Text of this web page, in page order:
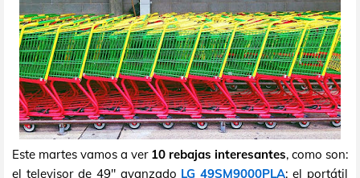
Este martes vamos a ver 10 rebajas interesantes, como son:
el televisor de 49" avanzado LG 49SM9000PLA; el portátil